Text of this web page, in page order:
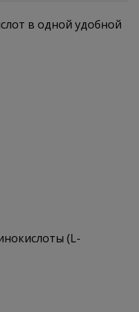
в одной удобной
(L-